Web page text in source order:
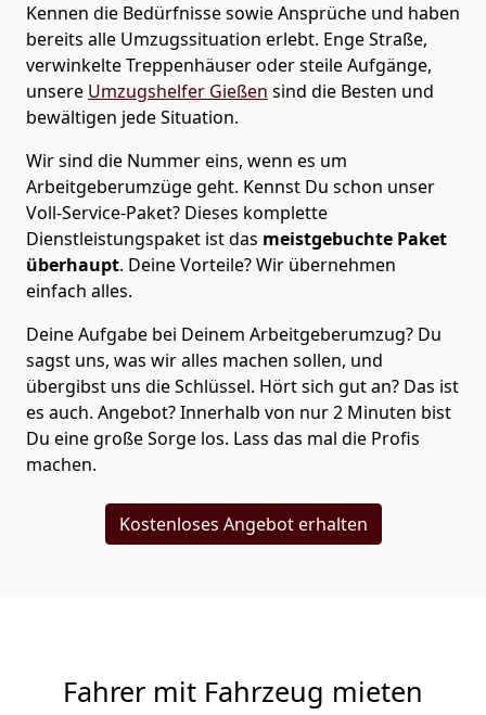
Kennen die Bedürfnisse sowie Ansprüche und haben
bereits alle Umzugssituation erlebt. Enge Straße,
verwinkelte Treppenhäuser oder steile Aufgänge,
unsere Umzugshelfer Gießen sind die Besten und
bewältigen jede Situation.
Wir sind die Nummer eins, wenn es um
Arbeitgeberumzüge geht. Kennst Du schon unser
Voll-Service-Paket? Dieses komplette
Dienstleistungspaket ist das meistgebuchte Paket
überhaupt. Deine Vorteile? Wir übernehmen
einfach alles.
Deine Aufgabe bei Deinem Arbeitgeberumzug? Du
sagst uns, was wir alles machen sollen, und
übergibst uns die Schlüssel. Hört sich gut an? Das ist
es auch. Angebot? Innerhalb von nur 2 Minuten bist
Du eine große Sorge los. Lass das mal die Profis
machen.
Kostenloses Angebot erhalten
Fahrer mit Fahrzeug mieten